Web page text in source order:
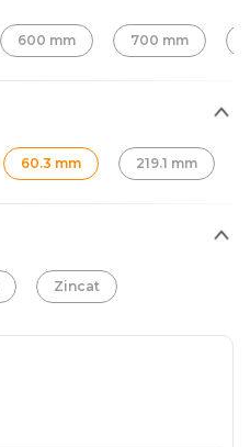
600 mm 700 mm
60.3 mm 219.1 mm
Zincat